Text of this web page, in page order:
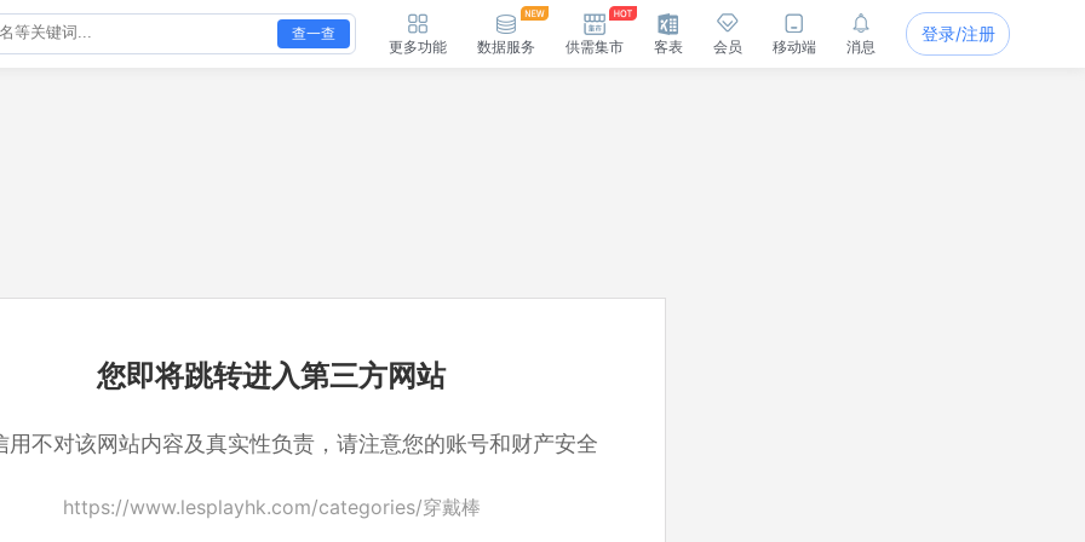
查一查
更多功能 数据服务 供需集市 客表 会员 移动端 消息
登录/注册
您即将跳转进入第三方网站
用不对该网站内容及真实性负责，请注意您的账号和财产安全
https://www.lesplayhk.com/categories/穿戴棒